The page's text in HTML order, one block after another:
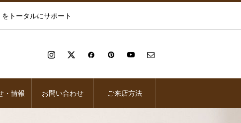
トータルにサポート
・情報 お問い合わせ ご来店方法